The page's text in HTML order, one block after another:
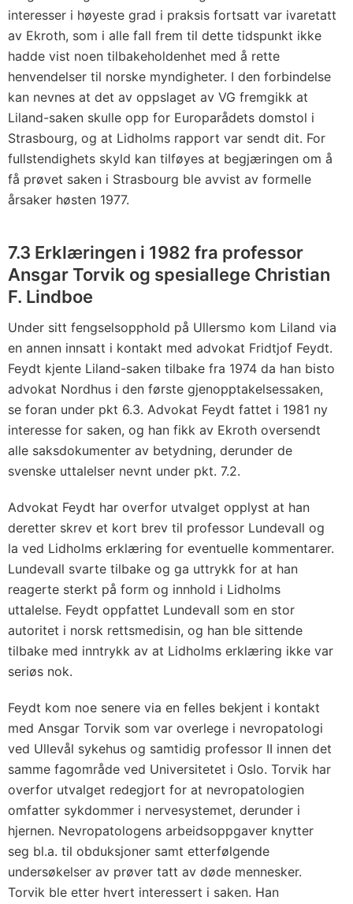
interesser i høyeste grad i praksis fortsatt var ivaretatt
av Ekroth, som i alle fall frem til dette tidspunkt ikke
hadde vist noen tilbakeholdenhet med å rette
henvendelser til norske myndigheter. I den forbindelse
kan nevnes at det av oppslaget av VG fremgikk at
Liland-saken skulle opp for Europarådets domstol i
Strasbourg, og at Lidholms rapport var sendt dit. For
fullstendighets skyld kan tilføyes at begjæringen om å
få prøvet saken i Strasbourg ble avvist av formelle
årsaker høsten 1977.
7.3 Erklæringen i 1982 fra professor
Ansgar Torvik og spesiallege Christian
F. Lindboe
Under sitt fengselsopphold på Ullersmo kom Liland via
en annen innsatt i kontakt med advokat Fridtjof Feydt.
Feydt kjente Liland-saken tilbake fra 1974 da han bisto
advokat Nordhus i den første gjenopptakelsessaken,
se foran under pkt 6.3. Advokat Feydt fattet i 1981 ny
interesse for saken, og han fikk av Ekroth oversendt
alle saksdokumenter av betydning, derunder de
svenske uttalelser nevnt under pkt. 7.2.
Advokat Feydt har overfor utvalget opplyst at han
deretter skrev et kort brev til professor Lundevall og
la ved Lidholms erklæring for eventuelle kommentarer.
Lundevall svarte tilbake og ga uttrykk for at han
reagerte sterkt på form og innhold i Lidholms
uttalelse. Feydt oppfattet Lundevall som en stor
autoritet i norsk rettsmedisin, og han ble sittende
tilbake med inntrykk av at Lidholms erklæring ikke var
seriøs nok.
Feydt kom noe senere via en felles bekjent i kontakt
med Ansgar Torvik som var overlege i nevropatologi
ved Ullevål sykehus og samtidig professor II innen det
samme fagområde ved Universitetet i Oslo. Torvik har
overfor utvalget redegjort for at nevropatologien
omfatter sykdommer i nervesystemet, derunder i
hjernen. Nevropatologens arbeidsoppgaver knytter
seg bl.a. til obduksjoner samt etterfølgende
undersøkelser av prøver tatt av døde mennesker.
Torvik ble etter hvert interessert i saken. Han